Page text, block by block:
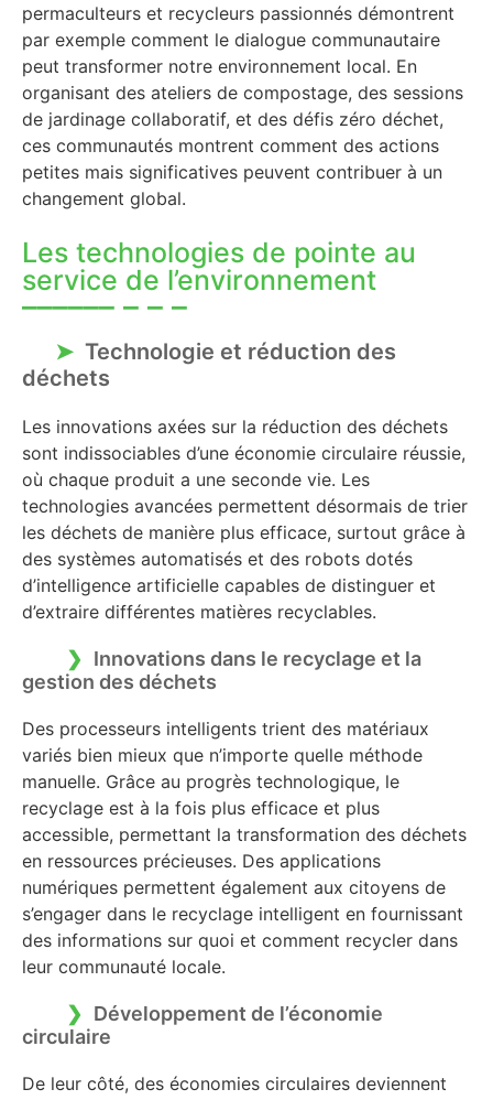
permaculteurs et recycleurs passionnés démontrent
par exemple comment le dialogue communautaire
peut transformer notre environnement local. En
organisant des ateliers de compostage, des sessions
de jardinage collaboratif, et des défis zéro déchet,
ces communautés montrent comment des actions
petites mais significatives peuvent contribuer à un
changement global.
Les technologies de pointe au
service de l’environnement
Technologie et réduction des
déchets
Les innovations axées sur la réduction des déchets
sont indissociables d’une économie circulaire réussie,
où chaque produit a une seconde vie. Les
technologies avancées permettent désormais de trier
les déchets de manière plus efficace, surtout grâce à
des systèmes automatisés et des robots dotés
d’intelligence artificielle capables de distinguer et
d’extraire différentes matières recyclables.
Innovations dans le recyclage et la
gestion des déchets
Des processeurs intelligents trient des matériaux
variés bien mieux que n’importe quelle méthode
manuelle. Grâce au progrès technologique, le
recyclage est à la fois plus efficace et plus
accessible, permettant la transformation des déchets
en ressources précieuses. Des applications
numériques permettent également aux citoyens de
s’engager dans le recyclage intelligent en fournissant
des informations sur quoi et comment recycler dans
leur communauté locale.
Développement de l’économie
circulaire
De leur côté, des économies circulaires deviennent